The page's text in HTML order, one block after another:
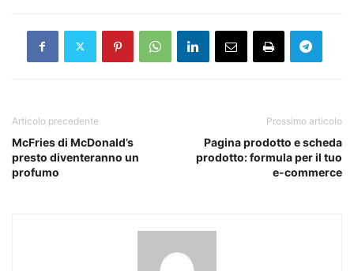
Articolo precedente
McFries di McDonald’s
presto diventeranno un
profumo
Prossimo articolo
Pagina prodotto e scheda
prodotto: formula per il tuo
e-commerce